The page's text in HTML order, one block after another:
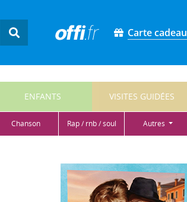
Carte cadeau
ENFANTS VISITES GUIDÉES
chanson rap / rnb / soul autres